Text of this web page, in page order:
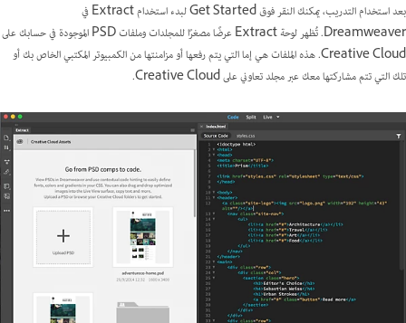
بعد استخدام التدريب، يمكنك النقر فوق Get Started لبدء استخدام Extract في
Dreamweaver. تُظهر لوحة Extract عرضًا مصغرًا للمجلدات وملفات PSD الموجودة في حسابك على
Creative Cloud. هذه الملفات هي إما التي يتم رفعها أو مزامنتها من الكمبيوتر المكتبي الخاص بك أو
تلك التي تتم مشاركتها معك عبر مجلد تعاوني على Creative Cloud.